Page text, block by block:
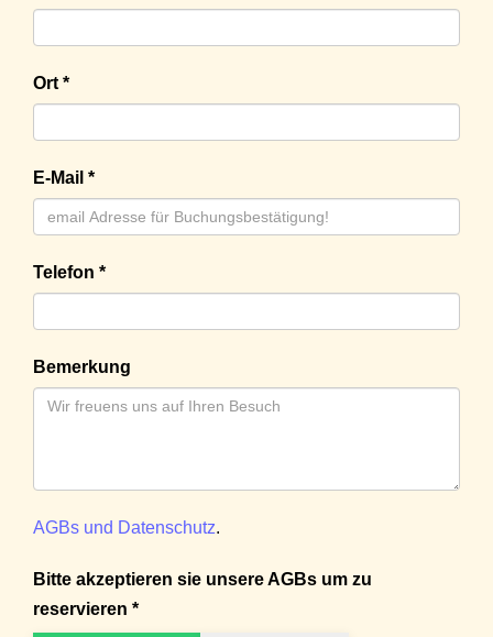
Ort *
E-Mail *
Telefon *
Bemerkung
AGBs und Datenschutz.
Bitte akzeptieren sie unsere AGBs um zu
reservieren *